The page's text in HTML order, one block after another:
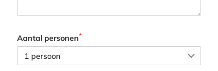
Aantal personen*